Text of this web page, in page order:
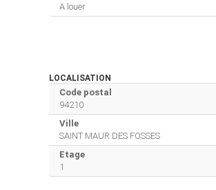
A louer
LOCALISATION
Code postal
94210
Ville
SAINT MAUR DES FOSSES
Etage
1